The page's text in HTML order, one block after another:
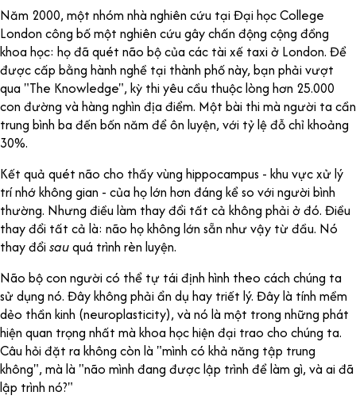
Năm 2000, một nhóm nhà nghiên cứu tại Đại học College
London công bố một nghiên cứu gây chấn động cộng đồng
khoa học: họ đã quét não bộ của các tài xế taxi ở London. Để
được cấp bằng hành nghề tại thành phố này, bạn phải vượt
qua "The Knowledge", kỳ thi yêu cầu thuộc lòng hơn 25.000
con đường và hàng nghìn địa điểm. Một bài thi mà người ta cần
trung bình ba đến bốn năm để ôn luyện, với tỷ lệ đỗ chỉ khoảng
30%.
Kết quả quét não cho thấy vùng hippocampus - khu vực xử lý
trí nhớ không gian - của họ lớn hơn đáng kể so với người bình
thường. Nhưng điều làm thay đổi tất cả không phải ở đó. Điều
thay đổi tất cả là: não họ không lớn sẵn như vậy từ đầu. Nó
thay đổi sauquá trình rèn luyện.
Não bộ con người có thể tự tái định hình theo cách chúng ta
sử dụng nó. Đây không phải ẩn dụ hay triết lý. Đây là tính mềm
dẻo thần kinh (neuroplasticity), và nó là một trong những phát
hiện quan trọng nhất mà khoa học hiện đại trao cho chúng ta.
Câu hỏi đặt ra không còn là "mình có khả năng tập trung
không", mà là "não mình đang được lập trình để làm gì, và ai đã
lập trình nó?"